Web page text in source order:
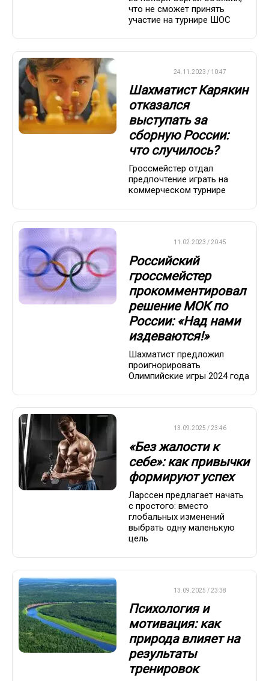
что не сможет принять
участие на турнире ШОС
24.11.2023 / 10:47
Шахматист Карякин
отказался
выступать за
сборную России:
что случилось?
Гроссмейстер отдал
предпочтение играть на
коммерческом турнире
11.02.2023 / 20:45
Российский
гроссмейстер
прокомментировал
решение МОК по
России: «Над нами
издеваются!»
Шахматист предложил
проигнорировать
Олимпийские игры 2024 года
13.09.2025 / 23:46
«Без жалости к
себе»: как привычки
формируют успех
Ларссен предлагает начать
с простого: вместо
глобальных изменений
выбрать одну маленькую
цель
13.09.2025 / 23:38
Психология и
мотивация: как
природа влияет на
результаты
тренировок